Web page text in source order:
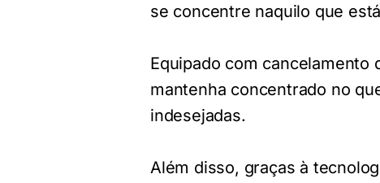
se concentre naquilo que
Equipado com
mantenha concentrado no
indesejadas.
Além disso, graças à